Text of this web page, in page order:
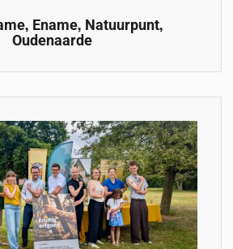
, Ename, Natuurpunt,
Oudenaarde